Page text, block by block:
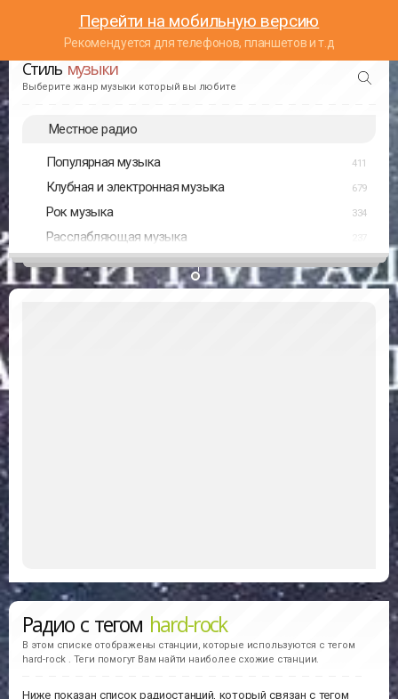
Перейти на мобильную версию
Рекомендуется для телефонов, планшетов и т.д
Стиль музыки
Выберите жанр музыки который вы любите
Местное радио
Популярная музыка 411
Клубная и электронная музыка 679
Рок музыка 334
Расслабляющая музыка
Радио с тегом hard-rock
В этом списке отображены станции, которые используются с тегом
hard-rock . Теги помогут Вам найти наиболее схожие станции.
Ниже показан список радиостанций, который связан с тегом